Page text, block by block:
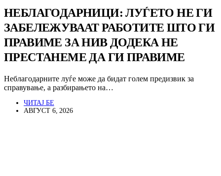
НЕБЛАГОДАРНИЦИ: ЛУЃЕТО НЕ ГИ
ЗАБЕЛЕЖУВААТ РАБОТИТЕ ШТО ГИ
ПРАВИМЕ ЗА НИВ ДОДЕКА НЕ
ПРЕСТАНЕМЕ ДА ГИ ПРАВИМЕ
Неблагодарните луѓе може да бидат голем предизвик за
справување, а разбирањето на…
ЧИТАЈ БЕ
АВГУСТ 6, 2026